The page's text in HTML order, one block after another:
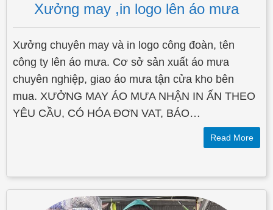
Xưởng may ,in logo lên áo mưa
Xưởng chuyên may và in logo công đoàn, tên
công ty lên áo mưa. Cơ sở sản xuất áo mưa
chuyên nghiệp, giao áo mưa tận cửa kho bên
mua. XƯỞNG MAY ÁO MƯA NHẬN IN ẤN THEO
YÊU CẦU, CÓ HÓA ĐƠN VAT, BÁO…
Read More